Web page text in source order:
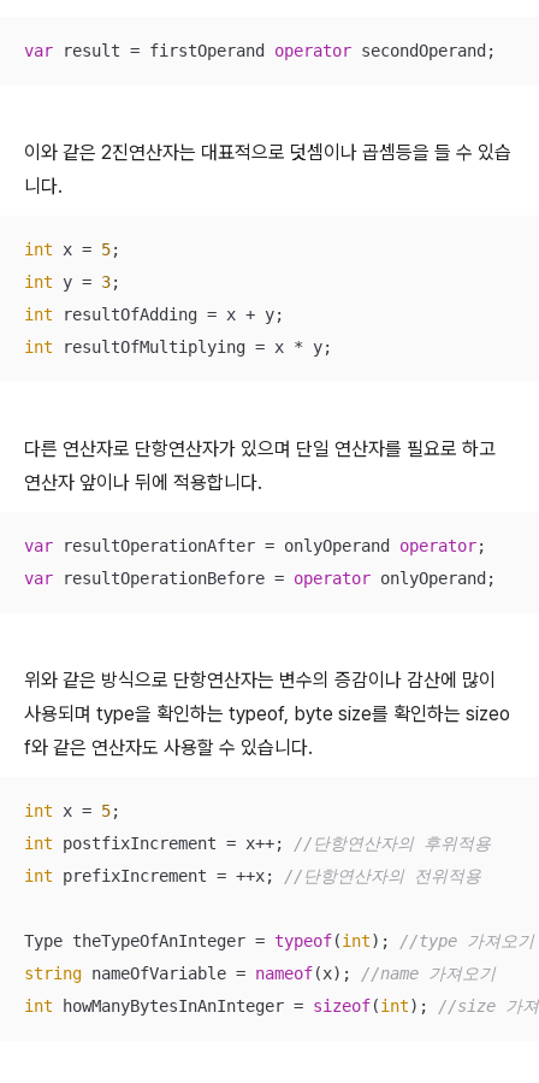
var result = firstOperand operator secondOperand;
이와 같은 2진연산자는 대표적으로 덧셈이나 곱셈등을 들 수 있습
니다.
int x = 5
int y = 3
int
int resultOfMultiplying = x * y;
다른 연산자로 단항연산자가 있으며 단일 연산자를 필요로 하고
연산자 앞이나 뒤에 적용합니다.
var resultOperationAfter = onlyOperand operator
var resultOperationBefore = operator onlyOperand;
위와 같은 방식으로 단항연산자는 변수의 증감이나 감산에 많이
사용되며 type을 확인하는 typeof, byte size를 확인하는 sizeo
f와 같은 연산자도 사용할 수 있습니다.
int x = 5
int postfixIncrement = x++;
//단항연산자의 후위적용
int prefixIncrement = ++x; //단항연산자의 전위적용
Type theTypeOfAnInteger = typeof(int);
//type 가져오기
string nameOfVariable = nameof(x);
//name 가져오기
int howManyBytesInAnInteger = sizeof(int); //size 가져